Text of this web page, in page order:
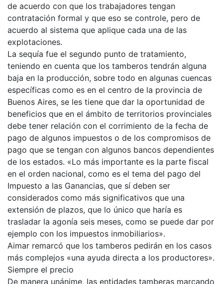
de acuerdo con que los trabajadores tengan
contratación formal y que eso se controle, pero de
acuerdo al sistema que aplique cada una de las
explotaciones.
La sequía fue el segundo punto de tratamiento,
teniendo en cuenta que los tamberos tendrán alguna
baja en la producción, sobre todo en algunas cuencas
específicas como es en el centro de la provincia de
Buenos Aires, se les tiene que dar la oportunidad de
beneficios que en el ámbito de territorios provinciales
debe tener relación con el corrimiento de la fecha de
pago de algunos impuestos o de los compromisos de
pago que se tengan con algunos bancos dependientes
de los estados. «Lo más importante es la parte fiscal
en el orden nacional, como es el tema del pago del
Impuesto a las Ganancias, que sí deben ser
considerados como más significativos que una
extensión de plazos, que lo único que haría es
trasladar la agonía seis meses, como se puede dar por
ejemplo con los impuestos inmobiliarios».
Aimar remarcó que los tamberos pedirán en los casos
más complejos «una ayuda directa a los productores».
Siempre el precio
De manera unánime, las entidades tamberas marcando